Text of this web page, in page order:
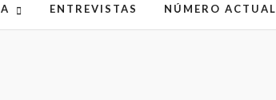
ENTREVISTAS NÚMERO ACTUAL